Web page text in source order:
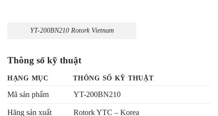
YT-200BN210 Rotork Vietnam
Thông số kỹ thuật
HẠNG MỤC THÔNG SỐ KỸ THUẬT
Mã sản phẩm YT-200BN210
Hãng sản xuất Rotork YTC – Korea